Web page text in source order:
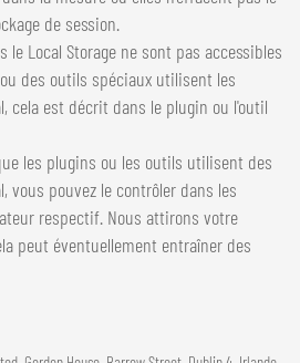
de session.
le Local Storage ne sont pas accessibles
des outils spéciaux utilisent les
cela est décrit dans le plugin ou l'outil
les plugins ou les outils utilisent des
vous pouvez le contrôler dans les
respectif. Nous attirons votre
peut éventuellement entraîner des